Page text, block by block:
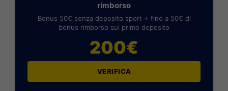
rimborso
Bonus 50€ senza deposito sport + fino a 50€ di
bonus rimborso sul primo deposito
200€
VERIFICA